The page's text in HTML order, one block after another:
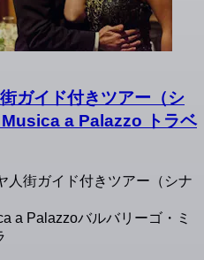
ガイド付きツアー（シ
a Palazzo トラベ
人街ガイド付きツアー（シナ
a Palazzoバルバリーゴ・ミ